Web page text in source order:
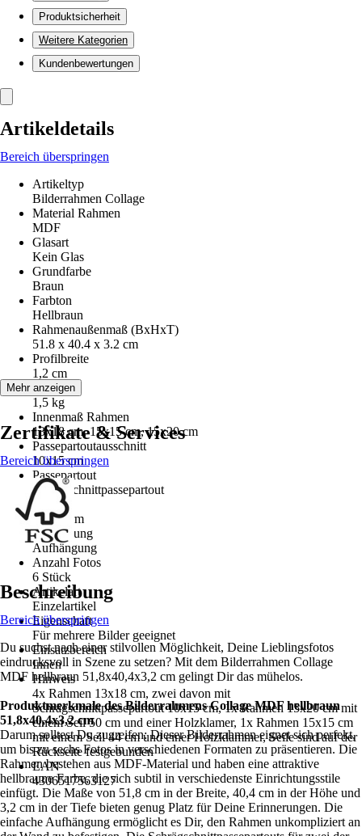
Produktsicherheit
Weitere Kategorien
Kundenbewertungen
Artikeldetails
Bereich überspringen
Artikeltyp
Bilderrahmen Collage
Material Rahmen
MDF
Glasart
Kein Glas
Grundfarbe
Braun
Farbton
Hellbraun
Rahmenaußenmaß (BxHxT)
51.8 x 40.4 x 3.2 cm
Profilbreite
1,2 cm
Gewicht
1,5 kg
Innenmaß Rahmen
13x18 cm, 15x15 cm, 15x20 cm
Passepartoutausschnitt
10x15 cm
Passepartout
Schrägschnittpassepartout
Form
Multiform
Ausstattung
Aufhängung
Anzahl Fotos
6 Stück
Artikelart
Einzelartikel
Eigenschaft
Für mehrere Bilder geeignet
Einsatzbereich
Innen
Hinweis
4x Rahmen 13x18 cm, zwei davon mit
Schrägschnittpassepartout 10x15 cm, 1x Rahmen 15x20 cm mit
einem Seil 50 cm und einer Holzklamer, 1x Rahmen 15x15 cm
mit einem Seil 44 cm und einer Holzklammer, Seile sind auf der
Rückseite festgebunden
EAN
4306517563127
Mehr anzeigen
Zertifikate & Services
Bereich überspringen
Beschreibung
Bereich überspringen
Du suchst nach einer stilvollen Möglichkeit, Deine Lieblingsfotos
eindrucksvoll in Szene zu setzen? Mit dem Bilderrahmen Collage
MDF hellbraun 51,8x40,4x3,2 cm gelingt Dir das mühelos.
Produktmerkmale des Bilderrahmens Collage MDF hellbraun
51,8x40,4x3,2 cm
Darum solltest Du zugreifen: Dieser Bilderrahmen eignet sich perfekt,
um bis zu sechs Fotos in verschiedenen Formaten zu präsentieren. Die
Rahmen bestehen aus MDF-Material und haben eine attraktive
hellbraune Farbe, die sich subtil in verschiedenste Einrichtungsstile
einfügt. Die Maße von 51,8 cm in der Breite, 40,4 cm in der Höhe und
3,2 cm in der Tiefe bieten genug Platz für Deine Erinnerungen. Die
einfache Aufhängung ermöglicht es Dir, den Rahmen unkompliziert an